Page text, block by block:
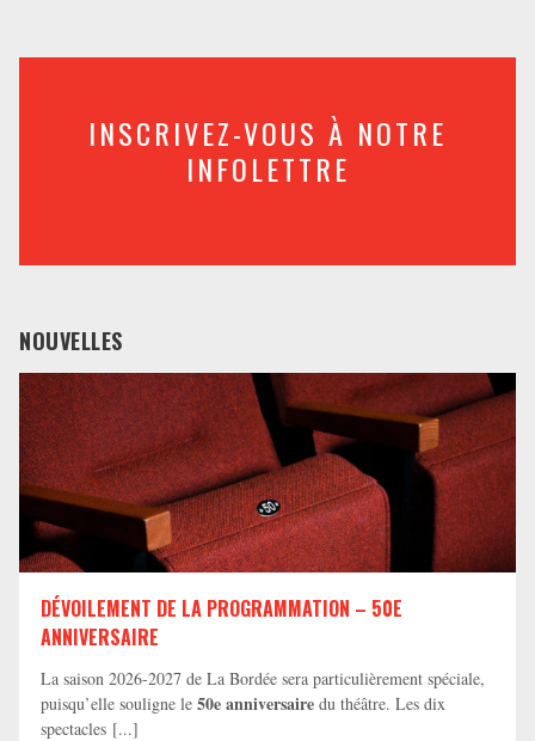
INSCRIVEZ-VOUS À NOTRE
INFOLETTRE
NOUVELLES
DÉVOILEMENT DE LA PROGRAMMATION – 50E
ANNIVERSAIRE
La saison 2026-2027 de La Bordée sera particulièrement spéciale,
puisqu’elle souligne le 50e anniversaire du théâtre. Les dix
spectacles [...]